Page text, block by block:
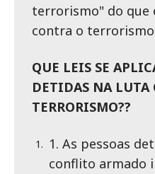
terrorismo" do que
contra o
QUE LEIS SE
DETIDAS NA LUTA
TERRORISMO??
1. As pessoas
conflito armado